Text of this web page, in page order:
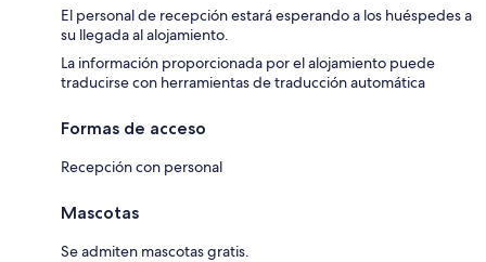
El personal de recepción estará esperando a los huéspedes a
su llegada al alojamiento.
La información proporcionada por el alojamiento puede
traducirse con herramientas de traducción automática
Formas de acceso
Recepción con personal
Mascotas
Se admiten mascotas gratis.